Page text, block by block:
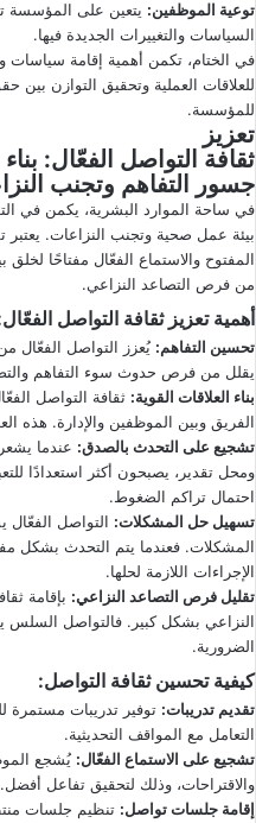
توعية الموظفين: يتعين على المؤسسة
السياسات والتغييرات الجديدة فيها.
في الختام، تكمن أهمية إقامة
للعلاقات العملية وتحقيق التوازن بين
للمؤسسة.
تعزيز
ثقافة التواصل الفعّال: بناء
جسور التفاهم وتجنب
في ساحة الموارد البشرية، يكمن في
بيئة عمل صحية وتجنب النزاعات.
المفتوح والاستماع الفعّال مفتاحًا لخلق
من فرص التصاعد النزاعي.
أهمية تعزيز ثقافة التواصل الفعّال
تحسين التفاهم: يُعزز التواصل الفعّال
يقلل من فرص حدوث سوء التفاهم
بناء العلاقات القوية: ثقافة التواصل
الفريق وبين الموظفين والإدارة. هذه
تشجيع على التحدث بالصدق: عندما
ومحل تقدير، يصبحون أكثر استعدادًا
احتمال تراكم الضغوط.
تسهيل حل المشكلات: التواصل
المشكلات. فعندما يتم التحدث بشكل
الإجراءات اللازمة لحلها.
تقليل فرص التصاعد النزاعي: بإقامة
النزاعي بشكل كبير. فالتواصل السلس
الضرورية.
كيفية تحسين ثقافة التواصل:
تقديم تدريبات: توفير تدريبات مستمرة
التعامل مع المواقف التحديثية.
تشجيع على الاستماع الفعّال: يُشجع
والاقتراحات، وذلك لتحقيق تفاعل أفضل.
إقامة جلسات تواصل: تنظيم جلسات